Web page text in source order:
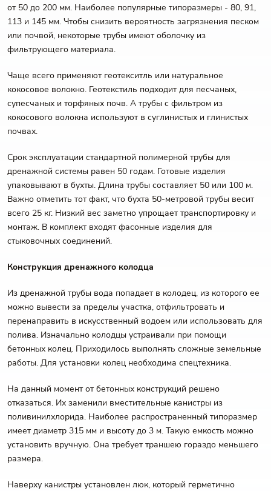
от 50 до 200 мм. Наиболее популярные типоразмеры - 80, 91,
113 и 145 мм. Чтобы снизить вероятность загрязнения песком
или почвой, некоторые трубы имеют оболочку из
фильтрующего материала.
Чаще всего применяют геотекситль или натуральное
кокосовое волокно. Геотекстиль подходит для песчаных,
супесчаных и торфяных почв. А трубы с фильтром из
кокосового волокна используют в суглинистых и глинистых
почвах.
Срок эксплуатации стандартной полимерной трубы для
дренажной системы равен 50 годам. Готовые изделия
упаковывают в бухты. Длина трубы составляет 50 или 100 м.
Важно отметить тот факт, что бухта 50-метровой трубы весит
всего 25 кг. Низкий вес заметно упрощает транспортировку и
монтаж. В комплект входят фасонные изделия для
стыковочных соединений.
Конструкция дренажного колодца
Из дренажной трубы вода попадает в колодец, из которого ее
можно вывести за пределы участка, отфильтровать и
перенаправить в искусственный водоем или использовать для
полива. Изначально колодцы устраивали при помощи
бетонных колец. Приходилось выполнять сложные земельные
работы. Для установки колец необходима спецтехника.
На данный момент от бетонных конструкций решено
отказаться. Их заменили вместительные канистры из
поливинилхлорида. Наиболее распространенный типоразмер
имеет диаметр 315 мм и высоту до 3 м. Такую емкость можно
установить вручную. Она требует траншею гораздо меньшего
размера.
Наверху канистры установлен люк, который герметично